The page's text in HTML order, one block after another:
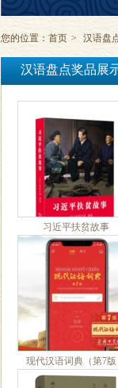
您的位置： 首页 > 汉语盘
汉语盘点奖品展
习近平扶贫故事
现代汉语词典（第7版
APP